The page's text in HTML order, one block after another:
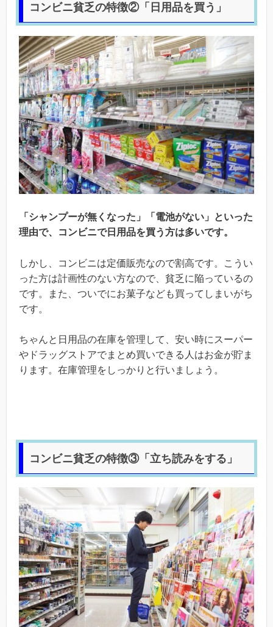
コンビニ貧乏の特徴②「日用品を買う」
「シャンプーが無くなった」「電池がない」といった
理由で、コンビニで日用品を買う方は多いです。
しかし、コンビニは定価販売なので割高です。こうい
った方は計画性のない方なので、貧乏に陥っているの
です。また、ついでにお菓子なども買ってしまいがち
です。
ちゃんと日用品の在庫を管理して、安い時にスーパー
やドラッグストアでまとめ買いできる人はお金が貯ま
ります。在庫管理をしっかりと行いましょう。
コンビニ貧乏の特徴③「立ち読みをする」